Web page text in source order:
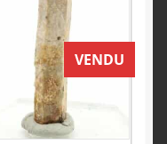
VENDU